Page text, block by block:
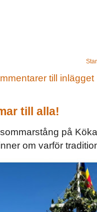
till inlägget
till alla!
på
om varför